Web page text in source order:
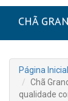
CHÃ
Página Inicial
Chã
qualidade